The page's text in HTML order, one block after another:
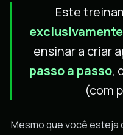
Este
ensinar a criar
passo a passo,
(com
Mesmo que você esteja